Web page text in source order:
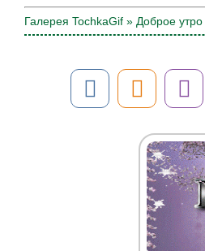
Галерея TochkaGif » Доброе утро